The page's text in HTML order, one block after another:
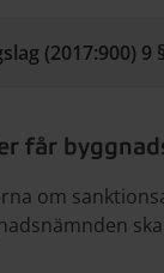
(2017:900) 9 §
får
om